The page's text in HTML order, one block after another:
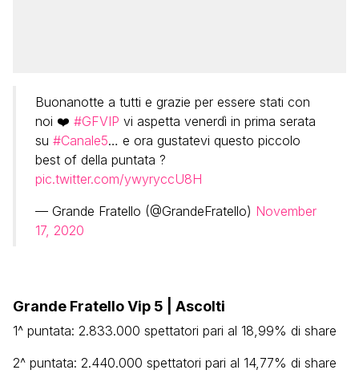
Buonanotte a tutti e grazie per essere stati con
noi ❤️ #GFVIP vi aspetta venerdì in prima serata
su #Canale5… e ora gustatevi questo piccolo
best of della puntata ?
pic.twitter.com/ywyryccU8H
— Grande Fratello (@GrandeFratello) November
17, 2020
Grande Fratello Vip 5 | Ascolti
1^ puntata: 2.833.000 spettatori pari al 18,99% di share
2^ puntata: 2.440.000 spettatori pari al 14,77% di share